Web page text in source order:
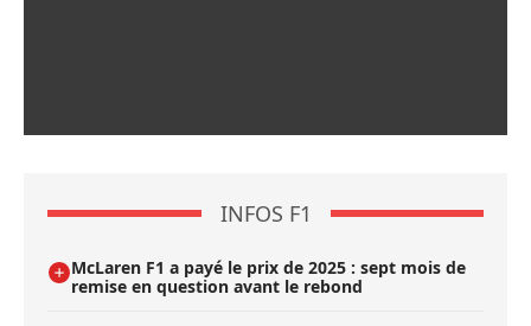
INFOS F1
McLaren F1 a payé le prix de 2025 : sept mois de
remise en question avant le rebond